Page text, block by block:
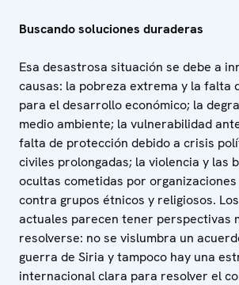
Buscando soluciones duraderas
Esa desastrosa situación se debe a
causas: la pobreza extrema y la falta
para el desarrollo económico; la
medio ambiente; la vulnerabilidad
falta de protección debido a crisis
civiles prolongadas; la violencia y las
ocultas cometidas por
contra grupos étnicos y religiosos.
actuales parecen tener perspectivas
resolverse: no se vislumbra un
guerra de Siria y tampoco hay una
internacional clara para resolver el